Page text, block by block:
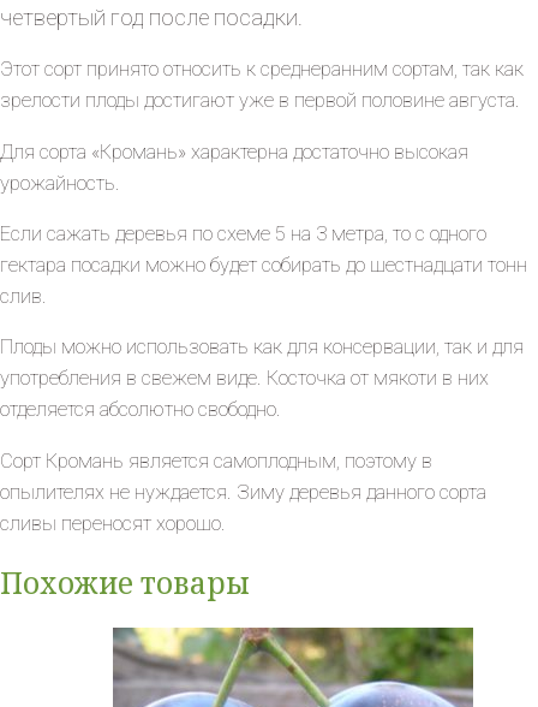
четвертый год после посадки.
Этот сорт принято относить к среднеранним сортам, так как
зрелости плоды достигают уже в первой половине августа.
Для сорта «Кромань» характерна достаточно высокая
урожайность.
Если сажать деревья по схеме 5 на 3 метра, то с одного
гектара посадки можно будет собирать до шестнадцати тонн
слив.
Плоды можно использовать как для консервации, так и для
употребления в свежем виде. Косточка от мякоти в них
отделяется абсолютно свободно.
Сорт Кромань является самоплодным, поэтому в
опылителях не нуждается. Зиму деревья данного сорта
сливы переносят хорошо.
Похожие товары